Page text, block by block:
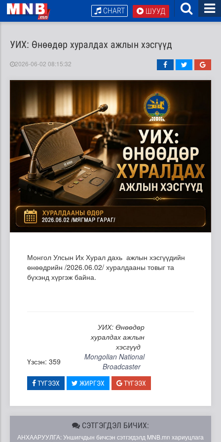
ШУУД
CHART
УИХ: Өнөөдөр хуралдах ажлын хэсгүүд
2026-06-02 08:15:32
Монгол Улсын Их Хурал дахь ажлын хэсгүүдийн
өнөөдрийн /2026.06.02/ хуралдааны товыг та
бүхэнд хүргэж байна.
УИХ: Өнөөдөр
хуралдах ажлын
хэсгүүд
Үзсэн: 359
Mongolian National
Broadcaster
ТҮГЭЭХ ЖИРГЭХ ТҮГЭЭХ
СЭТГЭГДЭЛ БИЧИХ:
АНХААРУУЛГА: Уншигчдын бичсэн сэтгэгдэлд MNB.mn хариуцлага